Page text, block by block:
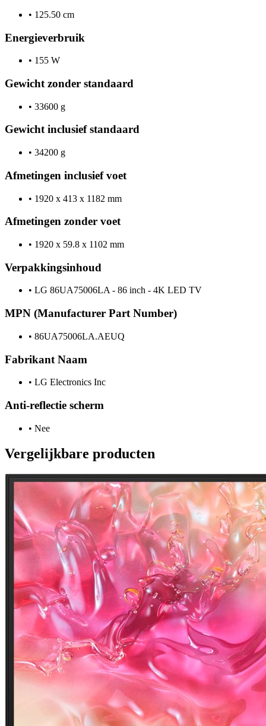
• 125.50 cm
Energieverbruik
• 155 W
Gewicht zonder standaard
• 33600 g
Gewicht inclusief standaard
• 34200 g
Afmetingen inclusief voet
• 1920 x 413 x 1182 mm
Afmetingen zonder voet
• 1920 x 59.8 x 1102 mm
Verpakkingsinhoud
• LG 86UA75006LA - 86 inch - 4K LED TV
MPN (Manufacturer Part Number)
• 86UA75006LA.AEUQ
Fabrikant Naam
• LG Electronics Inc
Anti-reflectie scherm
• Nee
Vergelijkbare producten